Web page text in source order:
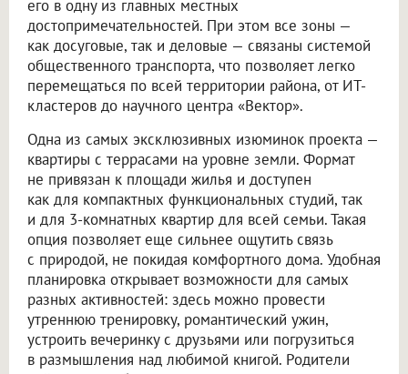
его в одну из главных местных
достопримечательностей. При этом все зоны —
как досуговые, так и деловые — связаны системой
общественного транспорта, что позволяет легко
перемещаться по всей территории района, от ИТ-
кластеров до научного центра «Вектор».
Одна из самых эксклюзивных изюминок проекта —
квартиры с террасами на уровне земли. Формат
не привязан к площади жилья и доступен
как для компактных функциональных студий, так
и для 3-комнатных квартир для всей семьи. Такая
опция позволяет еще сильнее ощутить связь
с природой, не покидая комфортного дома. Удобная
планировка открывает возможности для самых
разных активностей: здесь можно провести
утреннюю тренировку, романтический ужин,
устроить вечеринку с друзьями или погрузиться
в размышления над любимой книгой. Родители